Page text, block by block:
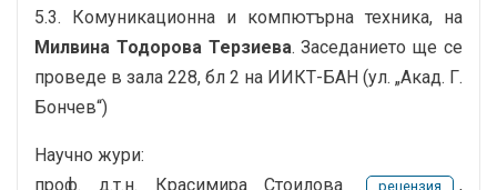
5.3. Комуникационна и компютърна техника, на
Милвина Тодорова Терзиева. Заседанието ще се
проведе в зала 228, бл 2 на ИИКТ-БАН (ул. „Акад. Г.
Бончев“)
Научно жури:
проф. д.т.н. Красимира Стоилова
рецензия ,